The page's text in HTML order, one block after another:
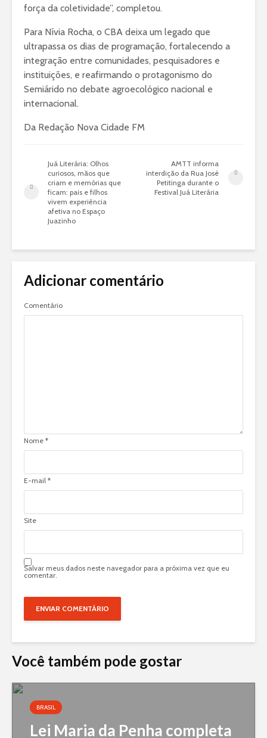
força da coletividade”, completou.
Para Nívia Rocha, o CBA deixa um legado que
ultrapassa os dias de programação, fortalecendo a
integração entre comunidades, pesquisadores e
instituições, e reafirmando o protagonismo do
Semiárido no debate agroecológico nacional e
internacional.
Da Redação Nova Cidade FM
Juá Literária: Olhos
curiosos, mãos que
criam e memórias que
ficam: pais e filhos
vivem experiência
afetiva no Espaço
Juazinho
AMTT informa
interdição da Rua José
Petitinga durante o
Festival Juá Literária
Adicionar comentário
Comentário
Nome *
E-mail *
Site
Salvar meus dados neste navegador para a próxima vez que eu
comentar.
Você também pode gostar
BRASIL
Lei Maria da Penha completa